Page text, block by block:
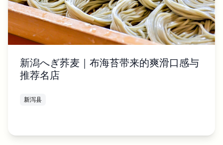
新潟へぎ荞麦｜布海苔带来的爽滑口感与
推荐名店
新泻县